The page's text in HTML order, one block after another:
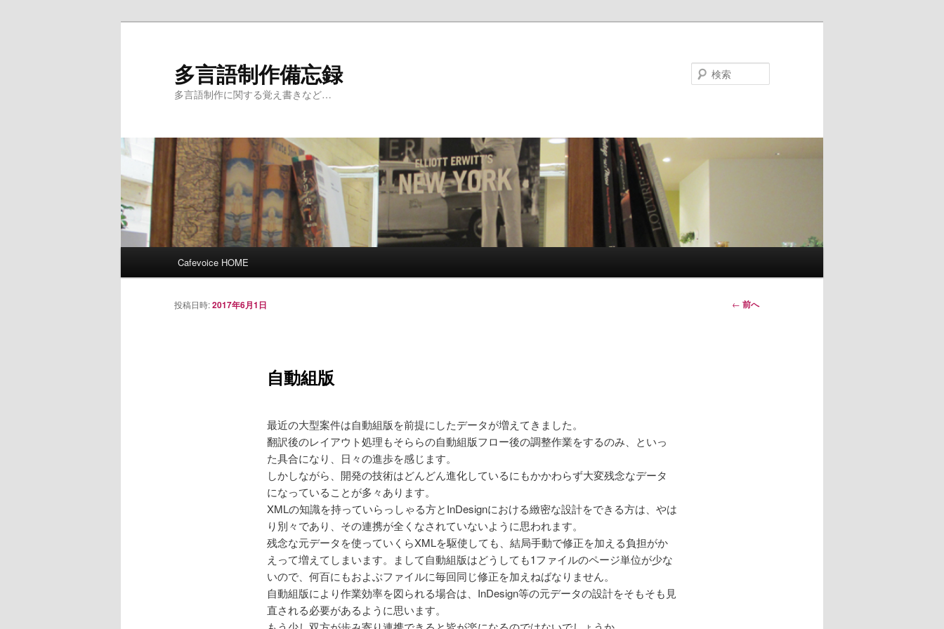
多言語制作備忘録
多言語制作に関する覚え書きなど…
メインコンテンツへ移動
サブコンテンツへ移動
Cafevoice HOME
投稿ナ
← 前へ
自動組版
投稿日時:2017年6月1日
最近の大型案件は自動組版を前提にしたデータが増えてきました。
翻訳後のレイアウト処理もそららの自動組版フロー後の調整作業をするのみ、といっ
た具合になり、日々の進歩を感じます。
しかしながら、開発の技術はどんどん進化しているにもかかわらず大変残念なデータ
になっていることが多々あります。
XMLの知識を持っていらっしゃる方とInDesignにおける緻密な設計をできる方は、やは
り別々であり、その連携が全くなされていないように思われます。
残念な元データを使っていくらXMLを駆使しても、結局手動で修正を加える負担がか
えって増えてしまいます。まして自動組版はどうしても1ファイルのページ単位が少な
いので、何百にもおよぶファイルに毎回同じ修正を加えねばなりません。
自動組版により作業効率を図られる場合は、InDesign等の元データの設計をそもそも見
直される必要があるように思います。